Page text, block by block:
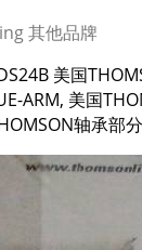
其他品牌
美国
ARM, 美国
轴承部